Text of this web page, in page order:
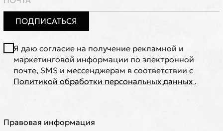
ПОДПИСАТЬСЯ
Я даю согласие на получение рекламной и
маркетинговой информации по электронной
почте, SMS и мессенджерам в соответствии с
Политикой обработки персональных данных .
Правовая информация